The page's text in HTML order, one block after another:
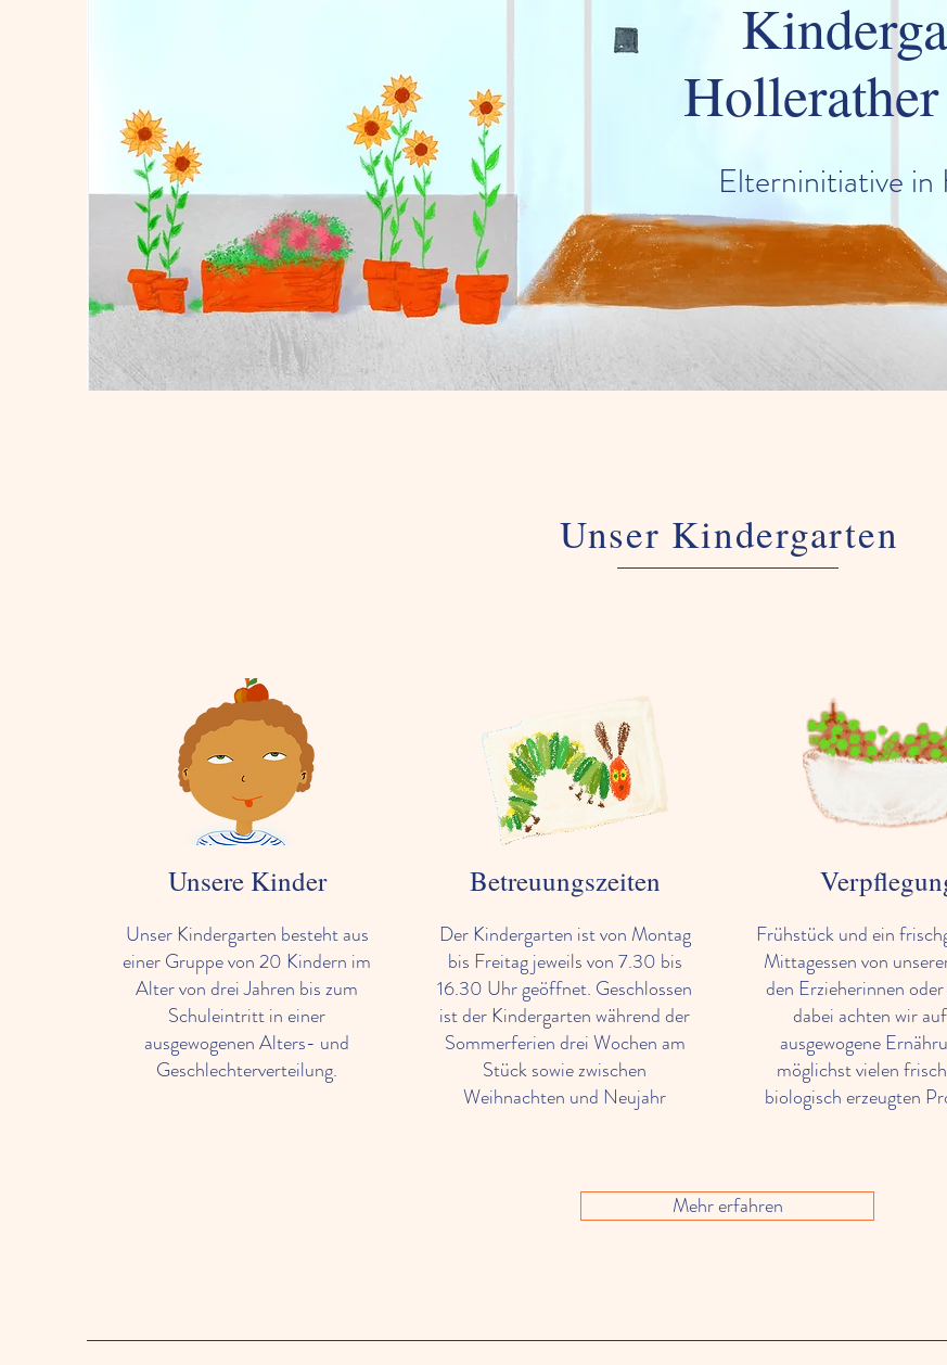
Elterninitiative in
Unser Kindergarten
Unsere Kinder
Unser Kindergarten besteht aus
einer Gruppe von 20 Kindern im
Alter von drei Jahren bis zum
Schuleintritt in einer
ausgewogenen Alters- und
Geschlechterverteilung.
Betreuungszeiten
Der Kindergarten ist von Montag
bis Freitag jeweils von 7.30 bis
16.30 Uhr geöffnet. Geschlossen
ist der Kindergarten während der
Sommerferien drei Wochen am
Stück sowie zwischen
Weihnachten und Neujahr
Frühstück und ein
Mittagessen von
den Erzieherinnen
dabei achten wir
ausgewogene
möglichst vielen
biologisch erzeugten
Mehr erfahren